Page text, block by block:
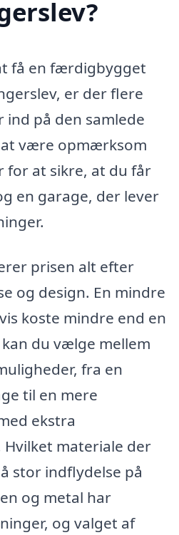
få en færdigbygget
er der flere
på den samlede
være opmærksom
for at sikre, at du får
en garage, der lever
prisen alt efter
og design. En mindre
koste mindre end en
du vælge mellem
fra en
til en mere
ekstra
materiale der
stor indflydelse på
og metal har
og valget af